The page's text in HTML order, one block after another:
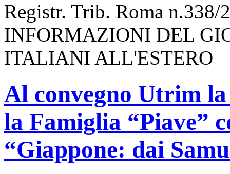
Registr. Trib. Roma n.338/
INFORMAZIONI DEL
ITALIANI ALL'ESTERO
Al convegno Utrim
la Famiglia “Piave”
“Giappone: dai